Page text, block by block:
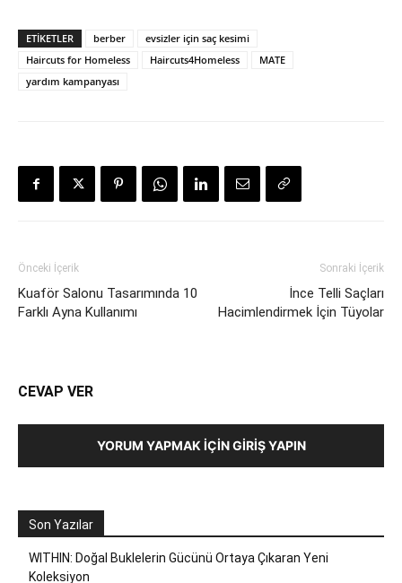
ETIKETLER berber
evsizler için saç kesimi
Haircuts for Homeless
Haircuts4Homeless
MATE
yardım kampanyası
Önceki İçerik
Kuaför Salonu Tasarımında 10
Farklı Ayna Kullanımı
Sonraki İçerik
İnce Telli Saçları
Hacimlendirmek İçin Tüyolar
CEVAP VER
YORUM YAPMAK İÇIN GIRIŞ YAPIN
Son Yazılar
WITHIN: Doğal Buklelerin Gücünü Ortaya Çıkaran Yeni
Koleksiyon